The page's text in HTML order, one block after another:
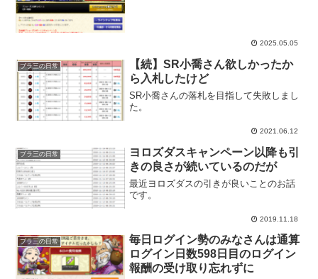
2025.05.05
ブラ三の日常
【続】SR小喬さん欲しかったか
ら入札したけど
SR小喬さんの落札を目指して失敗しまし
た。
2021.06.12
ブラ三の日常
ヨロズダスキャンペーン以降も引
きの良さが続いているのだが
最近ヨロズダスの引きが良いことのお話
です。
2019.11.18
ブラ三の日常
毎日ログイン勢のみなさんは通算
ログイン日数598日目のログイン
報酬の受け取り忘れずに